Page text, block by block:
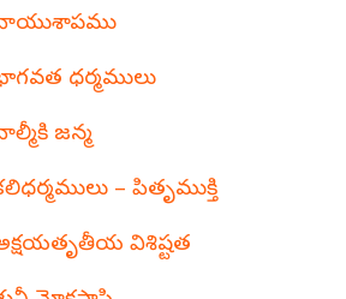
ధర్మములు
జన్మ
– పితృముక్తి
విశిష్టత